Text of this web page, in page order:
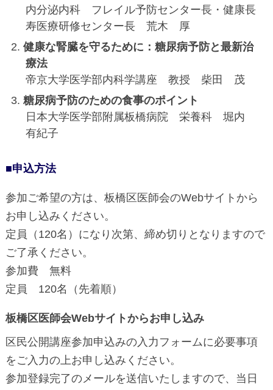
内分泌内科 フレイル予防センター長・健康長
寿医療研修センター長 荒木 厚
健康な腎臓を守るために：糖尿病予防と最新治
療法
帝京大学医学部内科学講座 教授 柴田 茂
糖尿病予防のための食事のポイント
日本大学医学部附属板橋病院 栄養科 堀内
有紀子
■申込方法
参加ご希望の方は、板橋区医師会のWebサイトから
お申し込みください。
定員（120名）になり次第、締め切りとなりますので
ご了承ください。
参加費 無料
定員 120名（先着順）
板橋区医師会Webサイトからお申し込み
区民公開講座参加申込みの入力フォームに必要事項
をご入力の上お申し込みください。
参加登録完了のメールを送信いたしますので、当日